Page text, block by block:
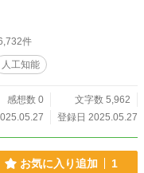
力が“ほどけてゆく”この時
忘
べてを呑み込む記憶装置――
ぎ”があった。波打つ無の中
件
人工知能
感想数 0
文字数 5,962
登録日 2025.05.27
お気に入り追加 1